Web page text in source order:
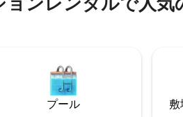
with
a homey Scandinavian
having a place of your
hotel services.
プール